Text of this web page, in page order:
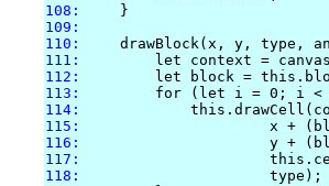
108:
109:
110:
111:
112:
113:
114:
115:
116:
117:
118: